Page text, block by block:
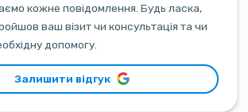
кожне повідомлення. Будь ласка,
ваш візит чи консультація та чи
допомогу.
Залишити відгук